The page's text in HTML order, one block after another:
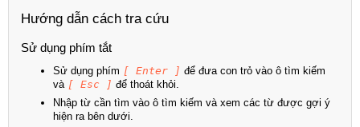
Hướng dẫn cách tra cứu
Sử dụng phím tắt
Sử dụng phím [ Enter ] để đưa con trỏ vào ô tìm kiếm
và [ Esc ] để thoát khỏi.
Nhập từ cần tìm vào ô tìm kiếm và xem các từ được gợi ý
hiện ra bên dưới.